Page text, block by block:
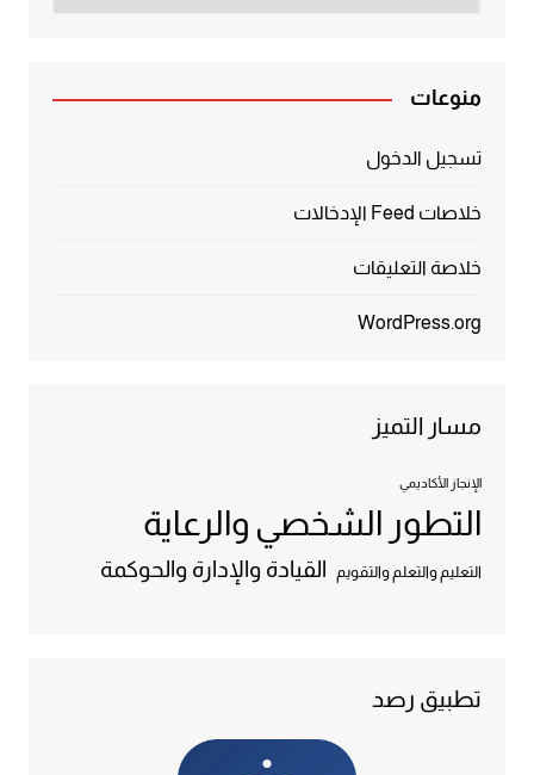
منوعات
تسجيل الدخول
خلاصات Feed الإدخالات
خلاصة التعليقات
WordPress.org
مسار التميز
الإنجاز الأكاديمي
التطور الشخصي والرعاية
التعليم والتعلم والتقويم القيادة والإدارة والحوكمة
تطبيق رصد